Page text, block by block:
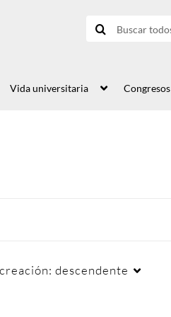
Vida universitaria Congresos
descendente